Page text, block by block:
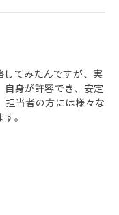
てみたんですが、実
身が許容でき、安定
担当者の方には様々な
。